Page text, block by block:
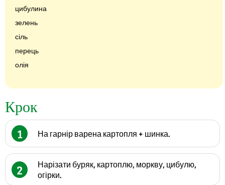
цибулина
зелень
сіль
перець
олія
Крок
1
На гарнір варена картопля + шинка.
2
Нарізати буряк, картоплю, моркву, цибулю,
огірки.